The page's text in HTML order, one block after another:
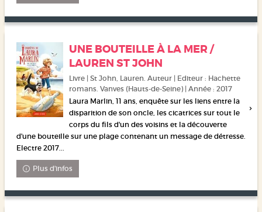
UNE BOUTEILLE À LA MER /
LAUREN ST JOHN
Livre | St John, Lauren. Auteur | Editeur : Hachette
romans. Vanves (Hauts-de-Seine) | Année : 2017
Laura Marlin, 11 ans, enquête sur les liens entre la
disparition de son oncle, les cicatrices sur tout le
corps du fils d'un des voisins et la découverte
d'une bouteille sur une plage contenant un message de détresse.
Electre 2017...
Plus d'infos